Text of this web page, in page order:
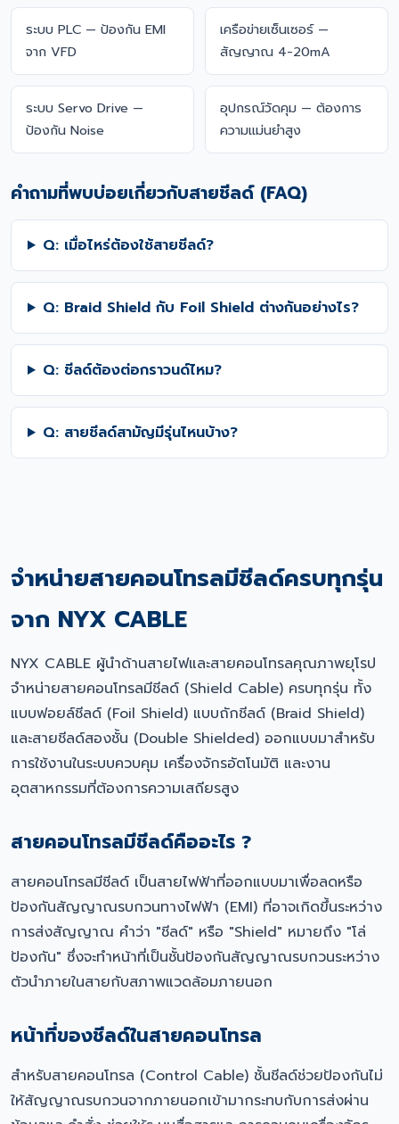
ระบบ PLC — ป้องกัน EMI
จาก VFD
เครือข่ายเซ็นเซอร์ —
สัญญาณ 4-20mA
ระบบ Servo Drive —
ป้องกัน Noise
อุปกรณ์วัดคุม — ต้องการ
ความแม่นยำสูง
คำถามที่พบบ่อยเกี่ยวกับสายชีลด์ (FAQ)
Q: เมื่อไหร่ต้องใช้สายชีลด์?
Q: Braid Shield กับ Foil Shield ต่างกันอย่างไร?
Q: ชีลด์ต้องต่อกราวนด์ไหม?
Q: สายชีลด์สามัญมีรุ่นไหนบ้าง?
จำหน่ายสายคอนโทรลมีชีลด์ครบทุกรุ่น
จาก NYX CABLE
NYX CABLE ผู้นำด้านสายไฟและสายคอนโทรลคุณภาพยุโรป
จำหน่ายสายคอนโทรลมีชีลด์ (Shield Cable) ครบทุกรุ่น ทั้ง
แบบฟอยล์ชีลด์ (Foil Shield) แบบถักชีลด์ (Braid Shield)
และสายชีลด์สองชั้น (Double Shielded) ออกแบบมาสำหรับ
การใช้งานในระบบควบคุม เครื่องจักรอัตโนมัติ และงาน
อุตสาหกรรมที่ต้องการความเสถียรสูง
สายคอนโทรลมีชีลด์คืออะไร ?
สายคอนโทรลมีชีลด์ เป็นสายไฟฟ้าที่ออกแบบมาเพื่อลดหรือ
ป้องกันสัญญาณรบกวนทางไฟฟ้า (EMI) ที่อาจเกิดขึ้นระหว่าง
การส่งสัญญาณ คำว่า "ชีลด์" หรือ "Shield" หมายถึง "โล่
ป้องกัน" ซึ่งจะทำหน้าที่เป็นชั้นป้องกันสัญญาณรบกวนระหว่าง
ตัวนำภายในสายกับสภาพแวดล้อมภายนอก
หน้าที่ของชีลด์ในสายคอนโทรล
สำหรับสายคอนโทรล (Control Cable) ชั้นชีลด์ช่วยป้องกันไม่
ให้สัญญาณรบกวนจากภายนอกเข้ามากระทบกับการส่งผ่าน